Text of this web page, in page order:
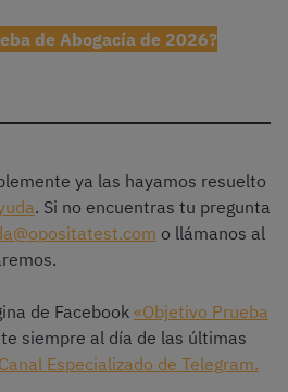
de Abogacía de 2026?
ya las hayamos resuelto
. Si no encuentras tu pregunta
o llámanos al
de Facebook «Objetivo Prueba
siempre al día de las últimas
Canal Especializado de Telegram.